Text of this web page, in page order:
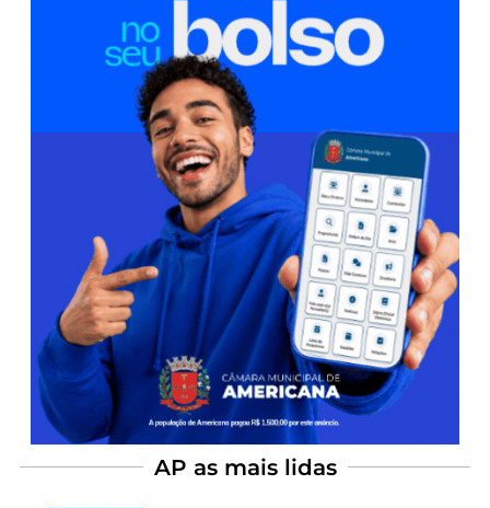
AP as mais lidas